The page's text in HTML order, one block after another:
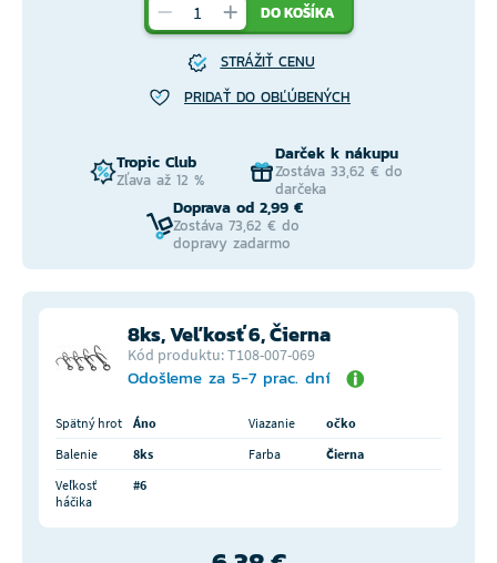
DO KOŠÍKA
STRÁŽIŤ CENU
PRIDAŤ DO OBĽÚBENÝCH
Tropic Club
Zľava až 12 %
Darček k nákupu
Zostáva 33,62 € do
darčeka
Doprava od 2,99 €
Zostáva 73,62 € do
dopravy zadarmo
8ks, Veľkosť 6, Čierna
Kód produktu: T108-007-069
Odošleme za 5-7 prac. dní
Spätný hrot Áno Viazanie
očko
Balenie
8ks Farba
Čierna
Veľkosť
háčika
#6